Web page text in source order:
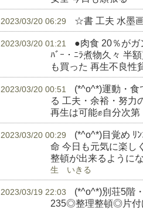
2023/03/20 06:29 ☆書 工夫 水墨
2023/03/20 01:21
●肉食 20％がガ
ﾊﾞｰ・ﾆﾗ煮物久々 半
も買った 再生不良性
2023/03/20 00:51
(*^o^*)運動・
る 工夫・余裕・努力
再生は可能✊自分次第
2023/03/20 00:29
(*^o^*)目覚め ﾘ
命 今日も元気に楽し
整頓が出来るように
生 いきる
2023/03/19 22:03
(*^o^*)別荘5階
235◎整理整頓◎片付